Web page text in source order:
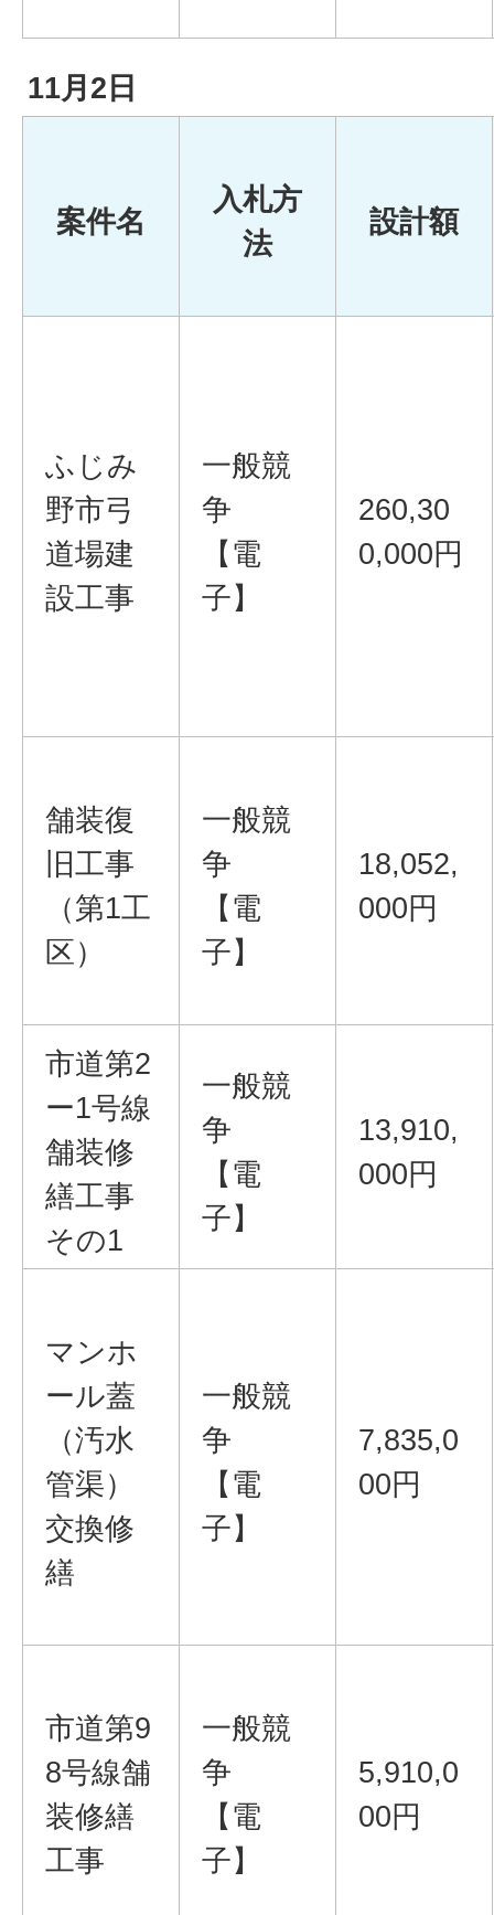
11月2日
案件名
入札方
法
設計額
ふじみ
野市弓
道場建
設工事
一般競
争
【電
子】
260,30
0,000円
舗装復
旧工事
（第1工
区）
一般競
争
【電
子】
18,052,
000円
市道第2
ー1号線
舗装修
繕工事
その1
一般競
争
【電
子】
13,910,
000円
マンホ
ール蓋
（汚水
管渠）
交換修
繕
一般競
争
【電
子】
7,835,0
00円
市道第9
8号線舗
装修繕
工事
一般競
争
【電
子】
5,910,0
00円